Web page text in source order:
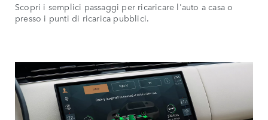
Scopri i semplici passaggi per ricaricare l'auto a casa o
presso i punti di ricarica pubblici.